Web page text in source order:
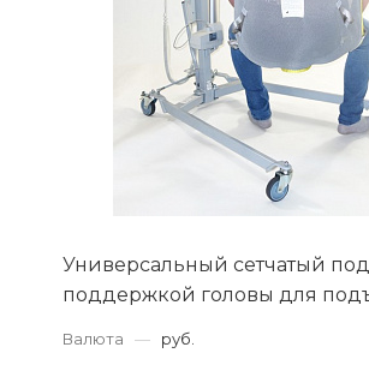
Универсальный сетчатый
поддержкой головы для
Валюта — руб.